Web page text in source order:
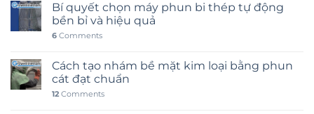
Bí quyết chọn máy phun bi thép tự động
bền bỉ và hiệu quả
6 Comments
Cách tạo nhám bề mặt kim loại bằng phun
cát đạt chuẩn
12Comments